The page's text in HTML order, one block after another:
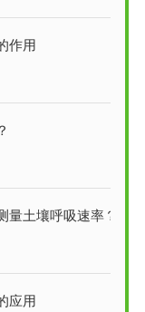
作用
土壤呼吸速率？
应用